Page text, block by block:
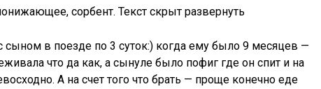
сорбент. Текст скрыт развернуть
сыном в поезде по 3 суток:) когда ему было 9 месяцев —
что да как, а сынуле было пофиг где он спит и на
А на счет того что брать — проще конечно еде